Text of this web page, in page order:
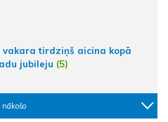
vakara tirdziņš aicina kopā
jubileju (5)